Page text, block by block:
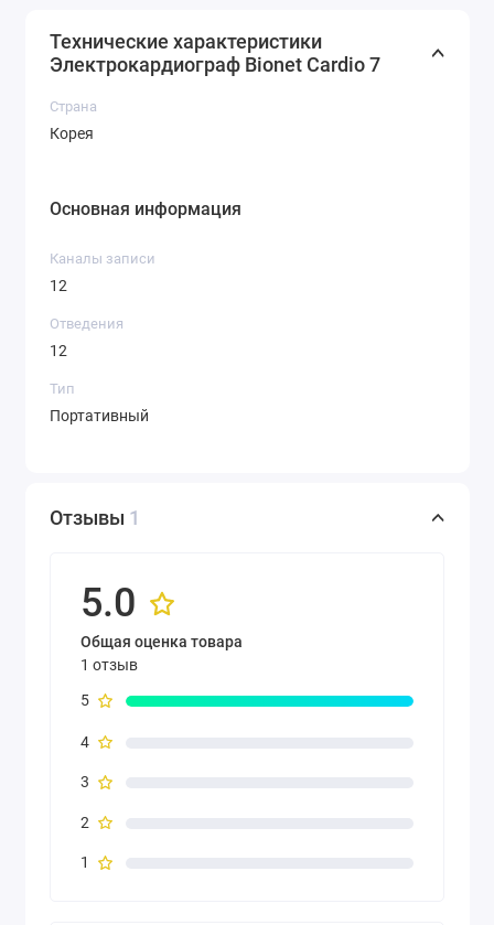
Технические характеристики
Электрокардиограф Bionet Cardio 7
Страна
Корея
Основная информация
Каналы записи
12
Отведения
12
Тип
Портативный
Отзывы 1
5.0
Общая оценка товара
1 отзыв
5
4
3
2
1